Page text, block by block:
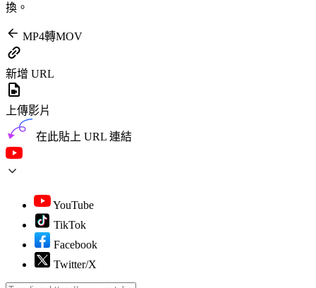
換。
MP4轉MOV
新增 URL
上傳影片
在此貼上 URL 連結
YouTube
TikTok
Facebook
Twitter/X